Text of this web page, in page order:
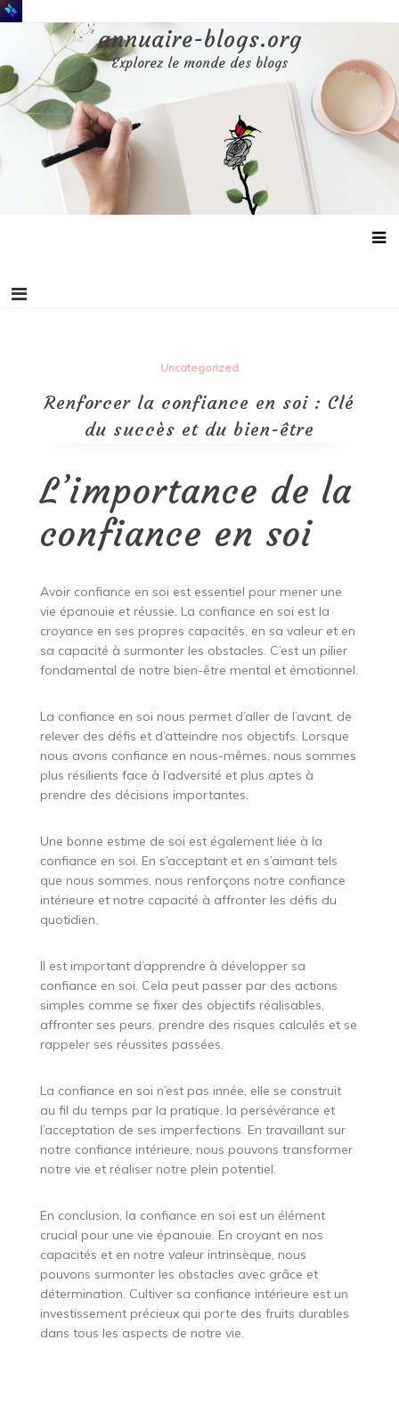
Aller
au
annuaire-blogs.org
Explorez le monde des blogs
Uncategorized
Renforcer la confiance en soi : Clé
du succès et du bien-être
L’importance de la
confiance en soi
Avoir confiance en soi est essentiel pour mener une
vie épanouie et réussie. La confiance en soi est la
croyance en ses propres capacités, en sa valeur et en
sa capacité à surmonter les obstacles. C’est un pilier
fondamental de notre bien-être mental et émotionnel.
La confiance en soi nous permet d’aller de l’avant, de
relever des défis et d’atteindre nos objectifs. Lorsque
nous avons confiance en nous-mêmes, nous sommes
plus résilients face à l’adversité et plus aptes à
prendre des décisions importantes.
Une bonne estime de soi est également liée à la
confiance en soi. En s’acceptant et en s’aimant tels
que nous sommes, nous renforçons notre confiance
intérieure et notre capacité à affronter les défis du
quotidien.
Il est important d’apprendre à développer sa
confiance en soi. Cela peut passer par des actions
simples comme se fixer des objectifs réalisables,
affronter ses peurs, prendre des risques calculés et se
rappeler ses réussites passées.
La confiance en soi n’est pas innée, elle se construit
au fil du temps par la pratique, la persévérance et
l’acceptation de ses imperfections. En travaillant sur
notre confiance intérieure, nous pouvons transformer
notre vie et réaliser notre plein potentiel.
En conclusion, la confiance en soi est un élément
crucial pour une vie épanouie. En croyant en nos
capacités et en notre valeur intrinsèque, nous
pouvons surmonter les obstacles avec grâce et
détermination. Cultiver sa confiance intérieure est un
investissement précieux qui porte des fruits durables
dans tous les aspects de notre vie.